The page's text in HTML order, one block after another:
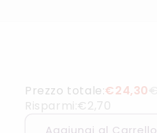
Prezzo totale:€24,30
Risparmi: €2,70
Aggiungi al Carrello